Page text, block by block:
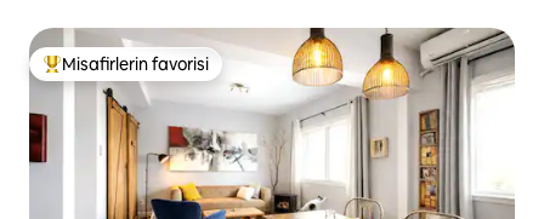
Misafirlerin favorilerinden en beğenilenler arasında
Misafirlerin favorisi